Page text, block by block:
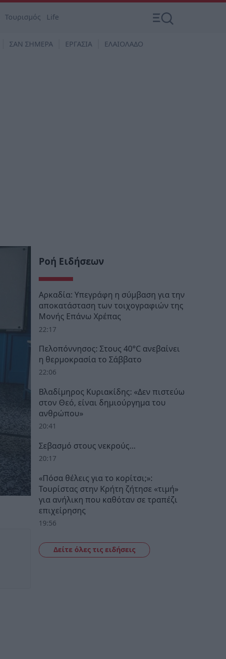
Τουρισμός Life
ΣΑΝ ΣΗΜΕΡΑ ΕΡΓΑΣΙΑ ΕΛΑΙΟΛΑΔΟ
Ροή Ειδήσεων
Αρκαδία: Υπεγράφη η σύμβαση για την
αποκατάσταση των τοιχογραφιών της
Μονής Επάνω Χρέπας
22:17
Πελοπόννησος: Στους 40°C ανεβαίνει
η θερμοκρασία το Σάββατο
22:06
Βλαδίμηρος Κυριακίδης: «Δεν πιστεύω
στον Θεό, είναι δημιούργημα του
ανθρώπου»
20:41
Σεβασμό στους νεκρούς…
20:17
«Πόσα θέλεις για το κορίτσι;»:
Τουρίστας στην Κρήτη ζήτησε «τιμή»
για ανήλικη που καθόταν σε τραπέζι
επιχείρησης
19:56
Δείτε όλες τις ειδήσεις